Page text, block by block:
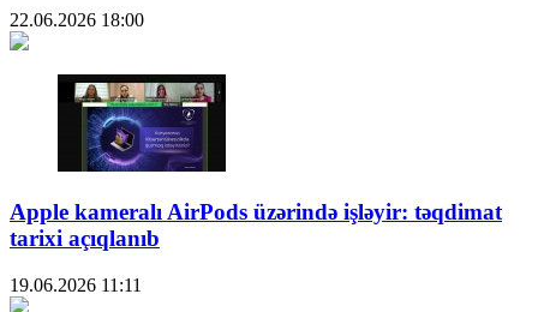
22.06.2026 18:00
Apple kameralı AirPods üzərində işləyir: təqdimat
tarixi açıqlanıb
19.06.2026 11:11